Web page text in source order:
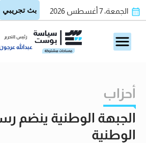
الجمعة، 7 أغسطس 2026
رئيس التحرير
عبدالله
أحزاب
الجبهة الوطنية ينضم
الوطنية